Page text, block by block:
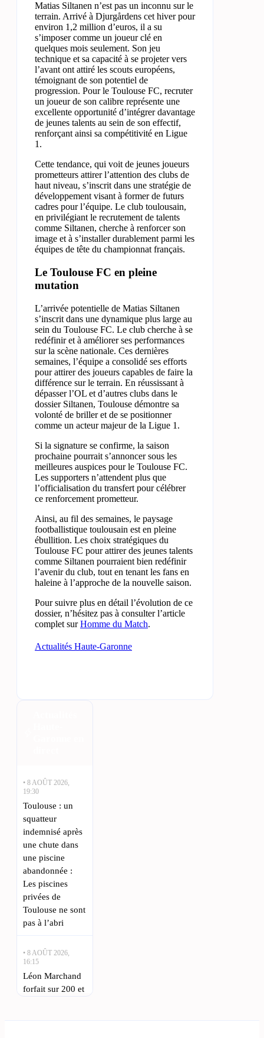
Matias Siltanen n’est pas un inconnu sur le
terrain. Arrivé à Djurgårdens cet hiver pour
environ 1,2 million d’euros, il a su
s’imposer comme un joueur clé en
quelques mois seulement. Son jeu
technique et sa capacité à se projeter vers
l’avant ont attiré les scouts européens,
témoignant de son potentiel de
progression. Pour le Toulouse FC, recruter
un joueur de son calibre représente une
excellente opportunité d’intégrer davantage
de jeunes talents au sein de son effectif,
renforçant ainsi sa compétitivité en Ligue
1.
Cette tendance, qui voit de jeunes joueurs
prometteurs attirer l’attention des clubs de
haut niveau, s’inscrit dans une stratégie de
développement visant à former de futurs
cadres pour l’équipe. Le club toulousain,
en privilégiant le recrutement de talents
comme Siltanen, cherche à renforcer son
image et à s’installer durablement parmi les
équipes de tête du championnat français.
Le Toulouse FC en pleine
mutation
L’arrivée potentielle de Matias Siltanen
s’inscrit dans une dynamique plus large au
sein du Toulouse FC. Le club cherche à se
redéfinir et à améliorer ses performances
sur la scène nationale. Ces dernières
semaines, l’équipe a consolidé ses efforts
pour attirer des joueurs capables de faire la
différence sur le terrain. En réussissant à
dépasser l’OL et d’autres clubs dans le
dossier Siltanen, Toulouse démontre sa
volonté de briller et de se positionner
comme un acteur majeur de la Ligue 1.
Si la signature se confirme, la saison
prochaine pourrait s’annoncer sous les
meilleures auspices pour le Toulouse FC.
Les supporters n’attendent plus que
l’officialisation du transfert pour célébrer
ce renforcement prometteur.
Ainsi, au fil des semaines, le paysage
footballistique toulousain est en pleine
ébullition. Les choix stratégiques du
Toulouse FC pour attirer des jeunes talents
comme Siltanen pourraient bien redéfinir
l’avenir du club, tout en tenant les fans en
haleine à l’approche de la nouvelle saison.
Pour suivre plus en détail l’évolution de ce
dossier, n’hésitez pas à consulter l’article
complet surHomme du Match.
Actualités Haute-Garonne
• 8 AOÛT 2026,
19:30
Toulouse : un
squatteur
indemnisé après
une chute dans
une piscine
abandonnée :
Les piscines
privées de
Toulouse ne sont
pas à l’abri
• 8 AOÛT 2026,
16:15
Léon Marchand
forfait sur 200 et